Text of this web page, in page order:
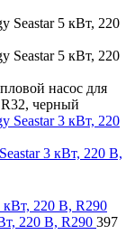
насос для
черный
3 кВт, 220 В,
220 В, R290 397